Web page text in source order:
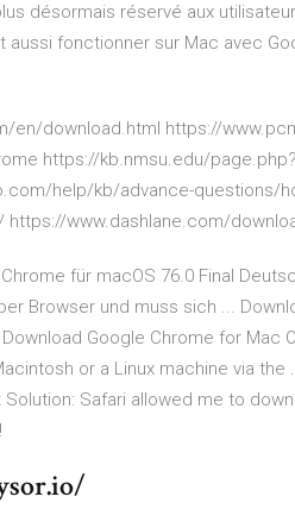
désormais réservé aux
aussi fonctionner sur Mac avec
en/download.html https://
https://kb.nmsu.edu/
help/kb/advance-questions/
www.dashlane.com/
für macOS 76.0 Final
Browser und muss sich ...
Google Chrome for Mac
or a Linux machine via
Solution: Safari allowed me to